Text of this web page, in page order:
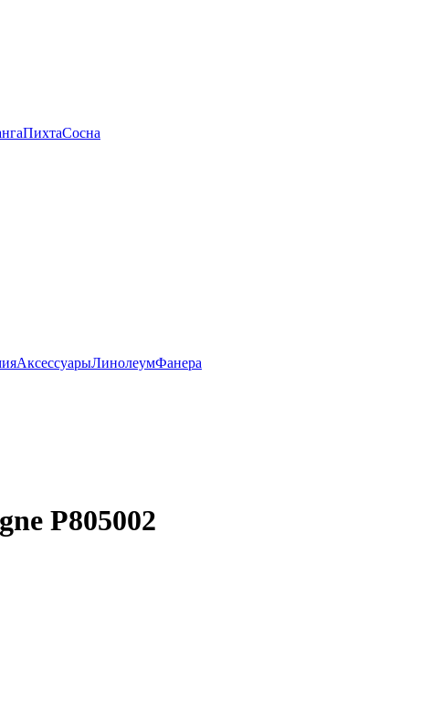
ПихтаСосна
АксессуарыЛинолеумФанера
P805002